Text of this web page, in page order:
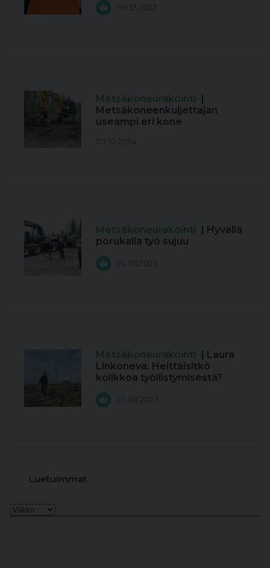
08.12.2023
Metsäkoneurakointi |
Metsäkoneenkuljettajan
useampi eri kone
03.10.2024
Metsäkoneurakointi | Hyvällä
porukalla työ sujuu
24.05.2023
Metsäkoneurakointi | Laura
Linkoneva: Heittäisitkö
kolikkoa työllistymisestä?
22.08.2023
Luetuimmat